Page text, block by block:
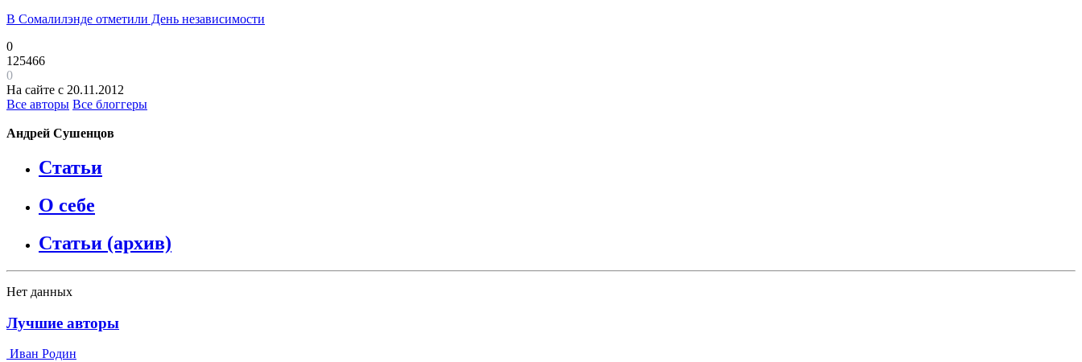
В Сомалилэнде отметили День независимости
0
125466
0
На сайте с 20.11.2012
Все авторы Все блоггеры
Андрей Сушенцов
Статьи
О себе
Статьи (архив)
Нет данных
Лучшие авторы
Иван Родин